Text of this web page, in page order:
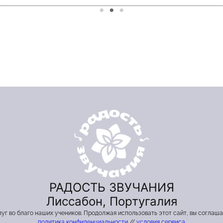
РАДОСТЬ ЗВУЧАНИЯ
Лиссабон, Португалия
во благо наших учеников. Продолжая использовать этот сайт, вы